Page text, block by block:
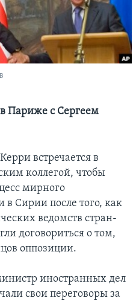
Париже c Сергеем
встречается в
коллегой, чтобы
мирного
в Сирии после того, как
ведомств стран-
договориться о том,
оппозиции.
иностранных дел
свои переговоры за